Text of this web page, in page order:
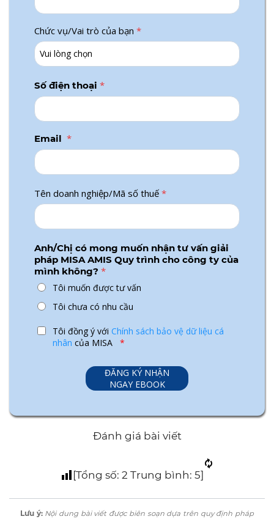
Chức vụ/Vai trò của bạn *
Số điện thoại *
Email *
Tên doanh nghiệp/Mã số thuế *
Anh/Chị có mong muốn nhận tư vấn giải
pháp MISA AMIS Quy trình cho công ty của
mình không? *
Tôi muốn được tư vấn
Tôi chưa có nhu cầu
Tôi đồng ý với Chính sách bảo vệ dữ liệu cá
nhân của MISA *
Đánh giá bài viết
[Tổng số: 2 Trung bình: 5]
Lưu ý:Nội dung bài viết được biên soạn dựa trên quy định pháp